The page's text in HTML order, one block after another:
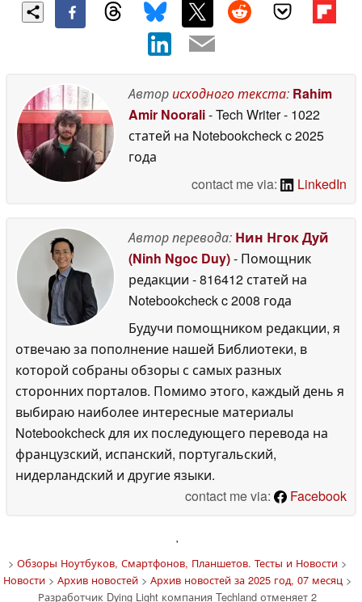
Авторисходного текста: Rahim
Amir Noorali- Tech Writer- 1022
статей на Notebookcheckc 2025
года
contact me via:
LinkedIn
Автор перевода: Нин Нгок Дуй
(Ninh Ngoc Duy)- Помощник
редакции - 816412 статей на
Notebookcheckc 2008 года
Будучи помощником редакции, я
отвечаю за пополнение нашей Библиотеки, в
которой собраны обзоры с самых разных
сторонних порталов. Помимо этого, каждый день я
выбираю наиболее интересные материалы
Notebookcheck для их последующего перевода на
французский, испанский, португальский,
нидерландский и другие языки.
contact me via:
Facebook
'
> Обзоры Ноутбуков, Смартфонов, Планшетов. Тесты и Новости>
Новости> Архив новостей> Архив новостей за 2025 год, 07 месяц >
Разработчик Dying Light компания Techland отменяет 2